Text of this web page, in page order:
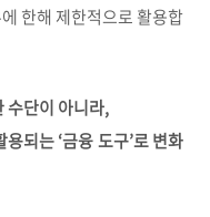
한해 제한적으로 활용합
수단이 아니라,
되는 ‘금융 도구’로 변화